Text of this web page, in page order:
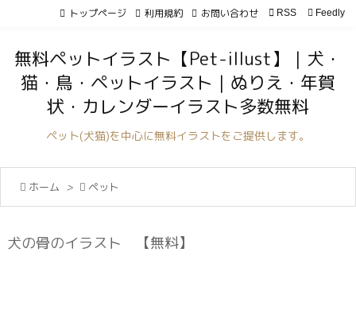


サイド

トップページ 利用規約 お問い合わせ  RSS Feedly
無料ペットイラスト【Pet-illust】｜犬・
猫・鳥・ペットイラスト｜ぬりえ・年賀
状・カレンダーイラスト多数無料
ペット(犬猫)を中心に無料イラストをご提供します。
 ホーム >  ペット
犬の骨のイラスト 【無料】